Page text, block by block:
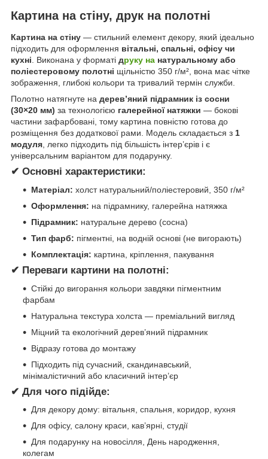
Картина на стіну, друк на полотні
Картина на стіну — стильний елемент декору, який ідеально
підходить для оформлення вітальні, спальні, офісу чи
кухні . Виконана у форматі друку на натуральному або
поліестеровому полотні щільністю 350 г/м², вона має чітке
зображення, глибокі кольори та тривалий термін служби.
Полотно натягнуте на дерев’яний підрамник із сосни
(30×20 мм) за технологією галерейної натяжки — бокові
частини зафарбовані, тому картина повністю готова до
розміщення без додаткової рами. Модель складається з 1
модуля , легко підходить під більшість інтер’єрів і є
універсальним варіантом для подарунку.
✔ Основні характеристики:
Матеріал: холст натуральний/поліестеровий, 350 г/м²
Оформлення: на підрамнику, галерейна натяжка
Підрамник: натуральне дерево (сосна)
Тип фарб: пігментні, на водній основі (не вигорають)
Комплектація: картина, кріплення, пакування
✔ Переваги картини на полотні:
Стійкі до вигорання кольори завдяки пігментним
фарбам
Натуральна текстура холста — преміальний вигляд
Міцний та екологічний дерев’яний підрамник
Відразу готова до монтажу
Підходить під сучасний, скандинавський,
мінімалістичний або класичний інтер’єр
✔ Для чого підійде:
Для декору дому: вітальня, спальня, коридор, кухня
Для офісу, салону краси, кав’ярні, студії
Для подарунку на новосілля, День народження,
колегам